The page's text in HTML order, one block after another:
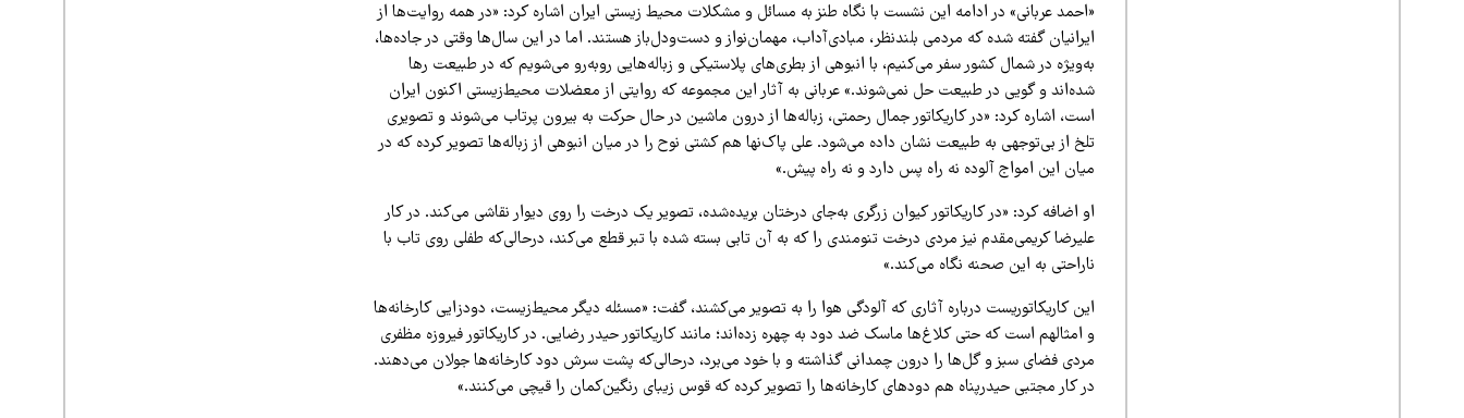
«احمد عربانی» در ادامه این نشست با نگاه طنز به مسائل و مشکلات محیط زیستی ایران اشاره کرد: «در همه روایت‌ها از
ایرانیان گفته شده که مردمی بلندنظر، مبادی‌آداب، مهمان‌نواز و دست‌ودل‌باز هستند. اما در این سال‌ها وقتی در جاده‌ها،
به‌ویژه در شمال کشور سفر می‌کنیم، با انبوهی از بطری‌های پلاستیکی و زباله‌هایی روبه‌رو می‌شویم که در طبیعت رها
شده‌اند و گویی در طبیعت حل نمی‌شوند.» عربانی به آثار این مجموعه که روایتی از معضلات محیط‌زیستی اکنون ایران
است، اشاره کرد: «در کاریکاتور جمال رحمتی، زباله‌ها از درون ماشین در حال حرکت به بیرون پرتاب می‌شوند و تصویری
تلخ از بی‌توجهی به طبیعت نشان داده می‌شود. علی پاک‌نها هم کشتی نوح را در میان انبوهی از زباله‌ها تصویر کرده که در
میان این امواج آلوده نه راه پس دارد و نه راه پیش.»
او اضافه کرد: «در کاریکاتور کیوان زرگری به‌جای درختان بریده‌شده، تصویر یک درخت را روی دیوار نقاشی می‌کند. در کار
علیرضا کریمی‌مقدم نیز مردی درخت تنومندی را که به آن تابی بسته شده با تبر قطع می‌کند، درحالی‌که طفلی روی تاب با
ناراحتی به این صحنه نگاه می‌کند.»
این کاریکاتوریست درباره آثاری که آلودگی هوا را به تصویر می‌کشند، گفت: «مسئله دیگر محیط‌زیست، دودزایی کارخانه‌ها
و امثالهم است که حتی کلاغ‌ها ماسک ضد دود به چهره زده‌اند؛ مانند کاریکاتور حیدر رضایی. در کاریکاتور فیروزه مظفری
مردی فضای سبز و گل‌ها را درون چمدانی گذاشته و با خود می‌برد، درحالی‌که پشت سرش دود کارخانه‌ها جولان می‌دهند.
در کار مجتبی حیدرپناه هم دودهای کارخانه‌ها را تصویر کرده که قوس زیبای رنگین‌کمان را قیچی می‌کنند.»